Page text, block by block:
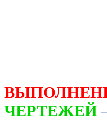
ЧЕРТЕЖЕЙ